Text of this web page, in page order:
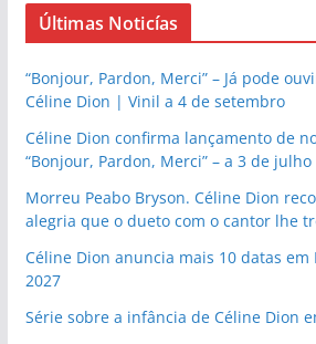
Últimas Noticías
“Bonjour, Pardon, Merci” – Já pode
Céline Dion | Vinil a 4 de setembro
Céline Dion confirma lançamento de
“Bonjour, Pardon, Merci” – a 3 de julho
Morreu Peabo Bryson. Céline Dion
alegria que o dueto com o cantor lhe
Céline Dion anuncia mais 10 datas
2027
Série sobre a infância de Céline Dion